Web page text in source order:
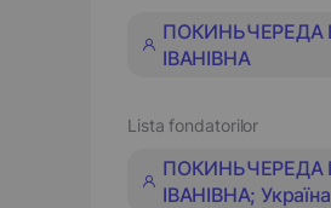
ПОКИНЬЧЕРЕДА
ІВАНІВНА
Lista fondatorilor
ПОКИНЬЧЕРЕДА
ІВАНІВНА;